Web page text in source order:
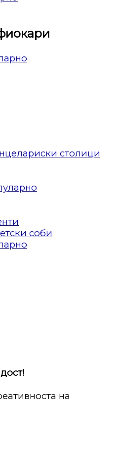
столици
соби
на